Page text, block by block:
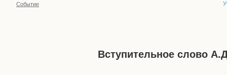
Событие
Вступительное слово